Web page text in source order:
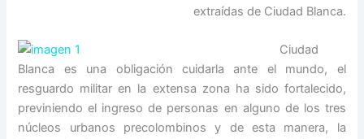
extraídas de Ciudad Blanca.
Ciudad
Blanca es una obligación cuidarla ante el mundo, el
resguardo militar en la extensa zona ha sido fortalecido,
previniendo el ingreso de personas en alguno de los tres
núcleos urbanos precolombinos y de esta manera, la